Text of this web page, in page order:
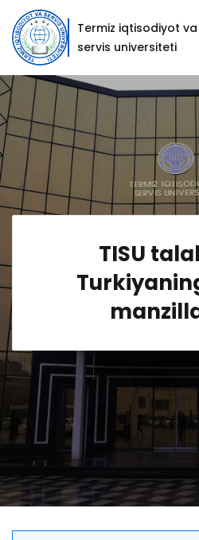
Termiz iqtisodiyot va
servis universiteti
TISU